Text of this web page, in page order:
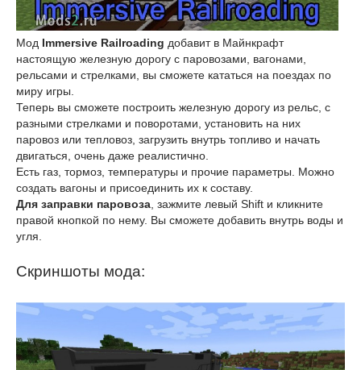
Мод Immersive Railroading добавит в Майнкрафт
настоящую железную дорогу с паровозами, вагонами,
рельсами и стрелками, вы сможете кататься на поездах по
миру игры.
Теперь вы сможете построить железную дорогу из рельс, с
разными стрелками и поворотами, установить на них
паровоз или тепловоз, загрузить внутрь топливо и начать
двигаться, очень даже реалистично.
Есть газ, тормоз, температуры и прочие параметры. Можно
создать вагоны и присоединить их к составу.
Для заправки паровоза , зажмите левый Shift и кликните
правой кнопкой по нему. Вы сможете добавить внутрь воды и
угля.
Скриншоты мода: